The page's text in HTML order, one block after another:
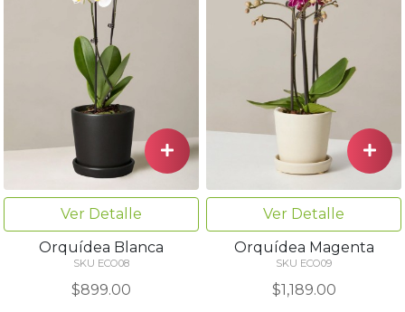
Ver Detalle
Orquídea Blanca
SKU ECO08
$899.00
Ver Detalle
Orquídea Magenta
SKU ECO09
$1,189.00